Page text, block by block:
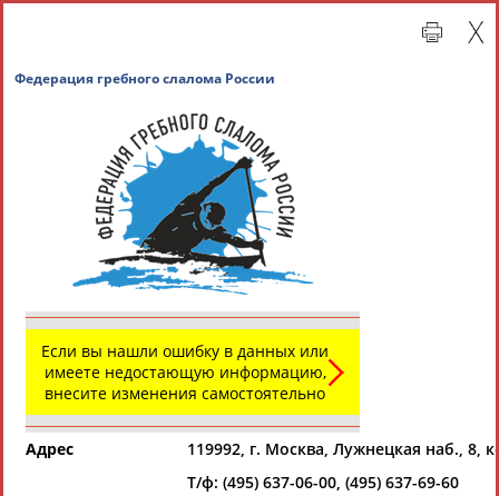
СВОДНЫЕ ИНДЕКСЫ
ТАБЛО АКТИВНОСТИ
Если вы нашли ошибку в данных или
имеете недостающую информацию,
внесите изменения самостоятельно
Адрес
119992, г. Москва, Лужнецкая наб., 8,
Т/ф: (495) 637-06-00, (495) 637-69-60